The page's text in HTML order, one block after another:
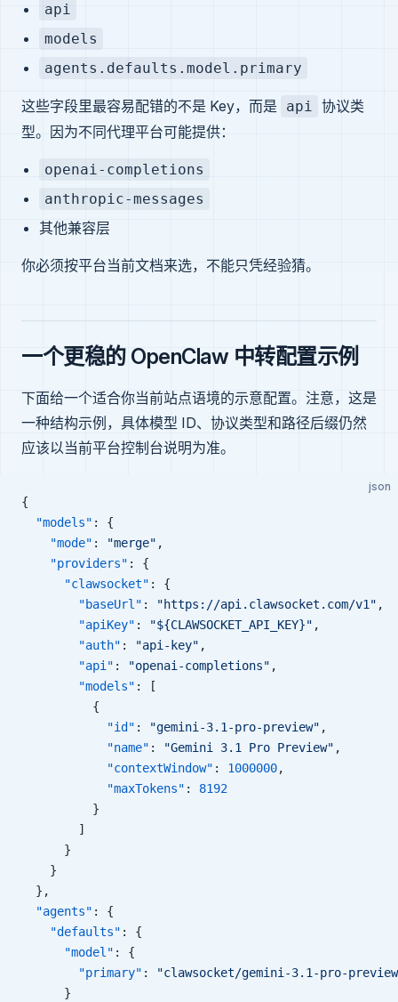
api
models
agents.defaults.model.primary
这些字段里最容易配错的不是 Key，而是 api 协议类
型。因为不同代理平台可能提供：
openai-completions
anthropic-messages
其他兼容层
你必须按平台当前文档来选，不能只凭经验猜。
一个更稳的 OpenClaw 中转配置示例
下面给一个适合你当前站点语境的示意配置。注意，这是
一种结构示例，具体模型 ID、协议类型和路径后缀仍然
应该以当前平台控制台说明为准。
json
{
  "models"
: {
    "mode"
: "merge" ,
    "providers"
: {
      "clawsocket"
: {
        "baseUrl"
: "https://api.clawsocket.com/v1" ,
        "apiKey"
: "${CLAWSOCKET_API_KEY}" ,
        "auth"
: "api-key" ,
        "api"
: "openai-completions" ,
        "models"
: [
          {
            "id"
: "gemini-3.1-pro-preview" ,
            "name"
: "Gemini 3.1 Pro Preview" ,
            "contextWindow"
: 1000000,
            "maxTokens"
: 8192
          }
        ]
      }
    }
  },
  "agents"
: {
    "defaults"
: {
      "model"
: {
        "primary"
:
"clawsocket/gemini-3.1-pro-
      }